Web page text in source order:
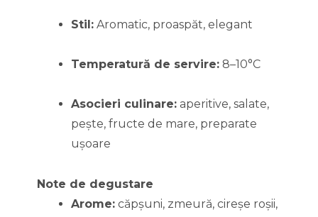
Stil: Aromatic, proaspăt, elegant
Temperatură de servire: 8–10°C
Asocieri culinare: aperitive, salate,
pește, fructe de mare, preparate
ușoare
Note de degustare
Arome: căpșuni, zmeură, cireșe roșii,